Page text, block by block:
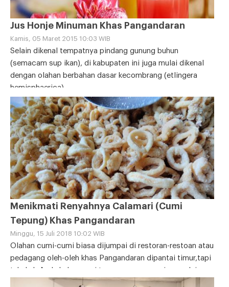
Jus Honje Minuman Khas Pangandaran
Kamis, 05 Maret 2015 10:03 WIB
Selain dikenal tempatnya pindang gunung buhun
(semacam sup ikan), di kabupaten ini juga mulai dikenal
dengan olahan berbahan dasar kecombrang (etlingera
hemisphaerica)
Menikmati Renyahnya Calamari (Cumi
Tepung) Khas Pangandaran
Minggu, 15 Juli 2018 10:02 WIB
Olahan cumi-cumi biasa dijumpai di restoran-restoan atau
pedagang oleh-oleh khas Pangandaran dipantai timur,tapi
tahukah Anda kalau cumi tepung mempunyai nama lain